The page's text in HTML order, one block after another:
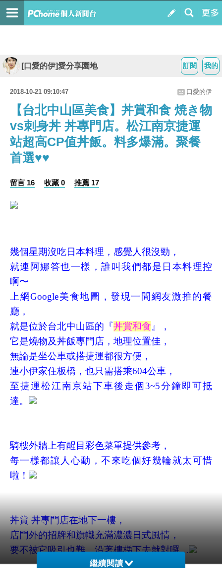
我的
訂閱
[口愛的伊]愛分享園地
2018-10-21 09:10:47 口愛的伊
【台北中山區美食】丼賞和食 焼き物
vs刺身丼 丼專門店。松江南京捷運
站超高CP值丼飯。料多爆滿。聚餐
首選♥♥
留言 16 收藏 0 推薦 17
幾個星期沒吃日本料理 ，感覺人很沒勁，
就連阿娜答也一樣，誰叫我們都是日本料理控
啊〜
上網Google美食地圖，發現一間網友激推的餐
廳，
就是位於台北中山區的『丼賞和食 』，
它是燒物及丼飯專門店，地理位置佳，
無論是坐公車或搭捷運都很方便，
連小伊家住板橋，也只需搭乘604公車，
至捷運松江南京站下車後走個 3~5分鐘即可抵
達。
騎樓外牆上有醒目彩色菜單提供參考，
每一樣都讓人心動，不來吃個好幾輪就太可惜
啦！
丼賞 丼專門店在地下一樓，
店門外的招牌和旗幟充滿濃濃日式風情，
要不被它吸引也難，沿著樓梯下去就對囉…
繼續閱讀